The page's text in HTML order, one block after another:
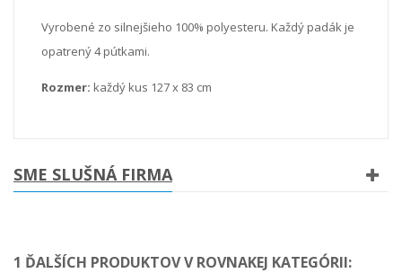
Vyrobené zo silnejšieho 100% polyesteru. Každý padák je
opatrený 4 pútkami.
Rozmer: každý kus 127 x 83 cm
SME SLUŠNÁ FIRMA
1 ĎALŠÍCH PRODUKTOV V ROVNAKEJ KATEGÓRII: